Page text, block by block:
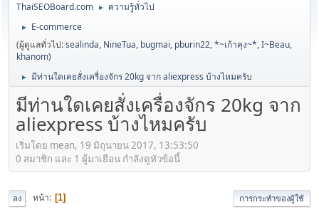
ThaiSEOBoard.com ► ความรู้ทั่วไป
►
E-commerce
(ผู้ดูแลทั่วไป:sealinda, NineTua, bugmai, pburin22,*~เก้าคุง~*,I~Beau,
khanom)
► มีท่านใดเคยสั่งเครื่องจักร 20kg จาก aliexpress บ้างไหมครับ
มีท่านใดเคยสั่งเครื่องจักร 20kg จาก
aliexpress บ้างไหมครับ
เริ่มโดย mean, 19 มิถุนายน 2017, 13:53:50
0 สมาชิก และ 1 ผู้มาเยือน กำลังดูหัวข้อนี้
ลง หน้า 1 การกระทำของผู้ใช้